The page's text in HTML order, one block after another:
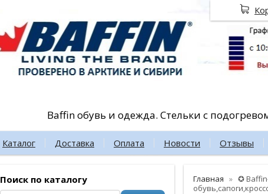
Baffin обувь и одежда. Стельки с
Каталог Доставка Оплата Новости Отзывы
Поиск по каталогу Главная
✪